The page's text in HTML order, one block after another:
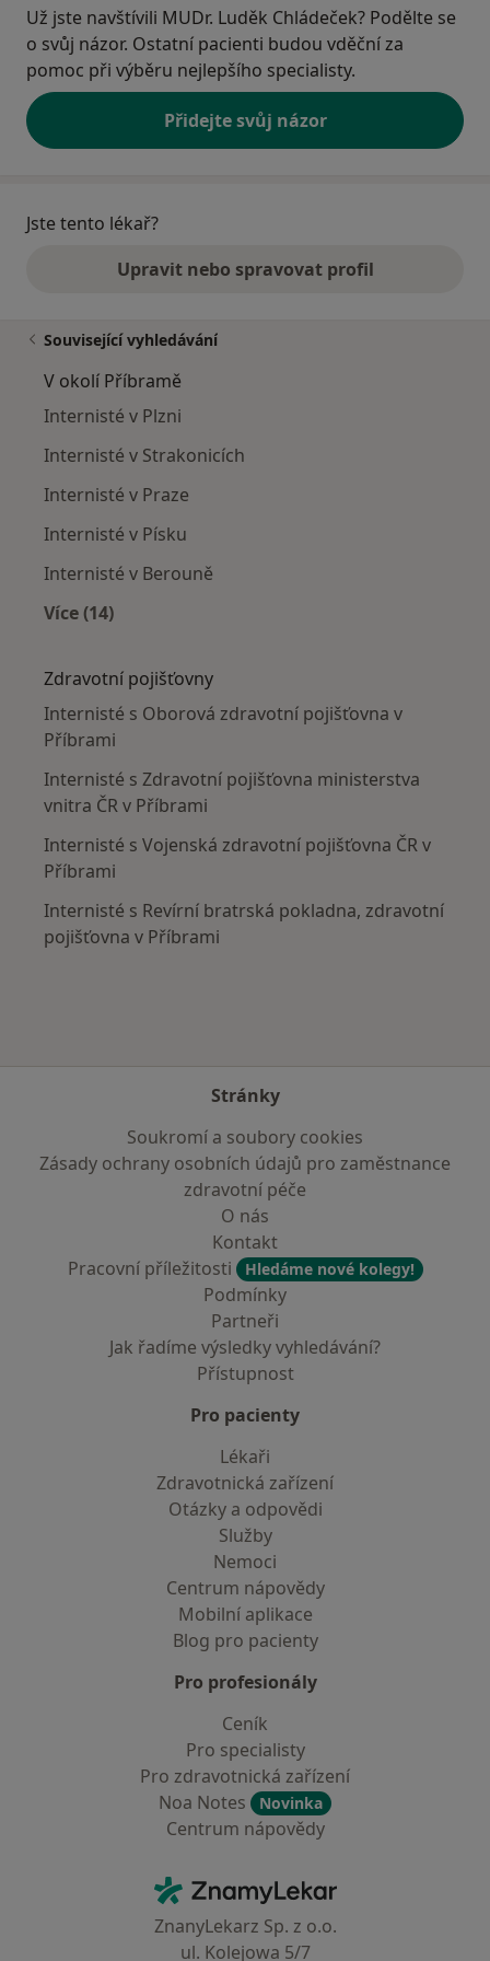
Už jste navštívili MUDr. Luděk Chládeček? Podělte se
o svůj názor. Ostatní pacienti budou vděční za
pomoc při výběru nejlepšího specialisty.
Přidejte svůj názor
Jste tento lékař?
Upravit nebo spravovat profil
Související vyhledávání
V okolí Příbramě
Internisté v Plzni
Internisté v Strakonicích
Internisté v Praze
Internisté v Písku
Internisté v Berouně
Více (14)
Zdravotní pojišťovny
Internisté s Oborová zdravotní pojišťovna v
Příbrami
Internisté s Zdravotní pojišťovna ministerstva
vnitra ČR v Příbrami
Internisté s Vojenská zdravotní pojišťovna ČR v
Příbrami
Internisté s Revírní bratrská pokladna, zdravotní
pojišťovna v Příbrami
Stránky
Soukromí a soubory cookies
Zásady ochrany osobních údajů pro zaměstnance
zdravotní péče
O nás
Kontakt
Pracovní příležitosti
Hledáme nové kolegy!
Podmínky
Partneři
Jak řadíme výsledky vyhledávání?
Přístupnost
Pro pacienty
Lékaři
Zdravotnická zařízení
Otázky a odpovědi
Služby
Nemoci
Centrum nápovědy
Mobilní aplikace
Blog pro pacienty
Pro profesionály
Ceník
Pro specialisty
Pro zdravotnická zařízení
Noa Notes
Novinka
Centrum nápovědy
ZnamyLekar - Hlavní stránka
ZnanyLekarz Sp. z o.o.
ul. Kolejowa 5/7